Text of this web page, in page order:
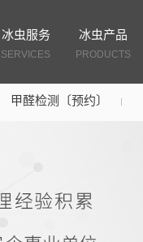
冰虫服务
SERVICES
冰虫产品
PRODUCTS
甲醛检测〔预约〕